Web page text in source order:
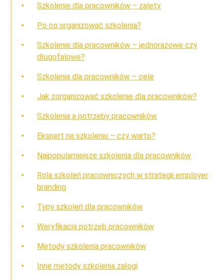
Szkolenie dla pracowników – zalety
Po co organizować szkolenia?
Szkolenie dla pracowników – jednorazowe czy
długofalowe?
Szkolenia dla pracowników – cele
Jak zorganizować szkolenie dla pracowników?
Szkolenia a potrzeby pracowników
Ekspert na szkoleniu – czy warto?
Najpopularniejsze szkolenia dla pracowników
Rola szkoleń pracowniczych w strategii employer
branding
Typy szkoleń dla pracowników
Weryfikacja potrzeb pracowników
Metody szkolenia pracowników
Inne metody szkolenia załogi